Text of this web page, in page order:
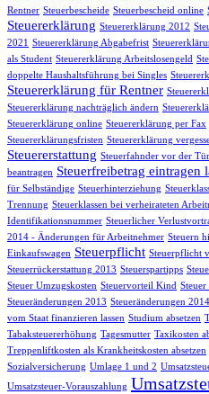
Rentner Steuerbescheide Steuerbescheid online
Steuererklärung Steuererklärung 2012
2021
Steuererklärung Abgabefrist
als Student Steuererklärung Arbeitslosengeld
doppelte Haushaltsführung bei Singles
Steuererklärung für Rentner
Steuererklärung nachträglich ändern
Steuererklärung online Steuererklärung per Fax
Steuererklärungsfristen Steuererklärung
Steuererstattung Steuerfahnder vor der Tür
beantragen Steuerfreibetrag eintragen
für Selbständige Steuerhinterziehung
Trennung Steuerklassen bei verheirateten
Identifikationsnummer Steuerlicher
2014 - Änderungen für Arbeitnehmer Steuern
Einkaufswagen Steuerpflicht Steuerpflicht
Steuerrückerstattung 2013 Steuerspartipps
Steuer Umzugskosten Steuervorteil Kind
Steueränderungen 2013 Steueränderungen 2014
vom Staat finanzieren lassen Studium absetzen
Tabaksteuererhöhung Tagesmutter Taxikosten
Treppenliftkosten als Krankheitskosten absetzen
Sozialversicherung Umlage 1 und 2
Umsatzsteuer-Vorauszahlung